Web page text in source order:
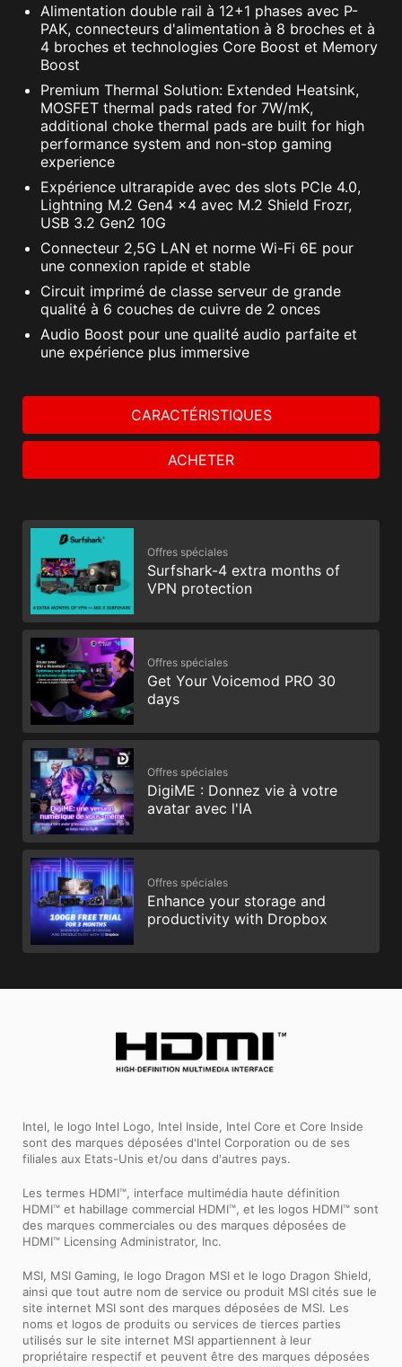
Alimentation double rail à 12+1 phases avec P-
PAK, connecteurs d'alimentation à 8 broches et à
4 broches et technologies Core Boost et Memory
Boost
Premium Thermal Solution: Extended Heatsink,
MOSFET thermal pads rated for 7W/mK,
additional choke thermal pads are built for high
performance system and non-stop gaming
experience
Expérience ultrarapide avec des slots PCIe 4.0,
Lightning M.2 Gen4 x4 avec M.2 Shield Frozr,
USB 3.2 Gen2 10G
Connecteur 2,5G LAN et norme Wi-Fi 6E pour
une connexion rapide et stable
Circuit imprimé de classe serveur de grande
qualité à 6 couches de cuivre de 2 onces
Audio Boost pour une qualité audio parfaite et
une expérience plus immersive
CARACTÉRISTIQUES
ACHETER
Offres spéciales
Surfshark-4 extra months of
VPN protection
Offres spéciales
Get Your Voicemod PRO 30
days
Offres spéciales
DigiME : Donnez vie à votre
avatar avec l'IA
Offres spéciales
Enhance your storage and
productivity with Dropbox
Intel, le logo Intel Logo, Intel Inside, Intel Core et Core Inside
sont des marques déposées d'Intel Corporation ou de ses
filiales aux Etats-Unis et/ou dans d'autres pays.
Les termes HDMI™, interface multimédia haute définition
HDMI™ et habillage commercial HDMI™, et les logos HDMI™ sont
des marques commerciales ou des marques déposées de
HDMI™ Licensing Administrator, Inc.
MSI, MSI Gaming, le logo Dragon MSI et le logo Dragon Shield,
ainsi que tout autre nom de service ou produit MSI cités sue le
site internet MSI sont des marques déposées de MSI. Les
noms et logos de produits ou services de tierces parties
utilisés sur le site internet MSI appartiennent à leur
propriétaire respectif et peuvent être des marques déposées